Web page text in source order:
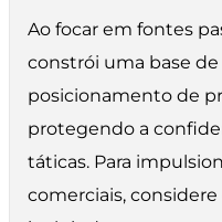
Ao focar em fontes
constrói uma base
posicionamento de
protegendo a
táticas. Para
comerciais,